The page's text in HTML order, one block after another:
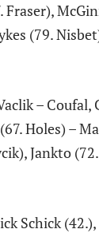
(79.
– Coufal,
Holes) –
Jankto
Schick